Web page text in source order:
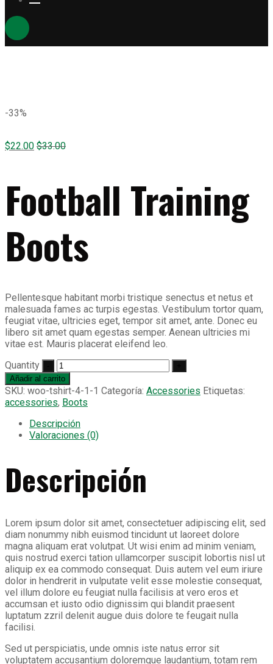
-33%
$22.00 $33.00
Football Training
Boots
Pellentesque habitant morbi tristique senectus et netus et
malesuada fames ac turpis egestas. Vestibulum tortor quam,
feugiat vitae, ultricies eget, tempor sit amet, ante. Donec eu
libero sit amet quam egestas semper. Aenean ultricies mi
vitae est. Mauris placerat eleifend leo.
Quantity
Añadir al carrito
SKU: woo-tshirt-4-1-1 Categoría: Accessories Etiquetas:
accessories, Boots
Descripción
Valoraciones (0)
Descripción
Lorem ipsum dolor sit amet, consectetuer adipiscing elit, sed
diam nonummy nibh euismod tincidunt ut laoreet dolore
magna aliquam erat volutpat. Ut wisi enim ad minim veniam,
quis nostrud exerci tation ullamcorper suscipit lobortis nisl ut
aliquip ex ea commodo consequat. Duis autem vel eum iriure
dolor in hendrerit in vulputate velit esse molestie consequat,
vel illum dolore eu feugiat nulla facilisis at vero eros et
accumsan et iusto odio dignissim qui blandit praesent
luptatum zzril delenit augue duis dolore te feugait nulla
facilisi.
Sed ut perspiciatis, unde omnis iste natus error sit
voluptatem accusantium doloremque laudantium, totam rem